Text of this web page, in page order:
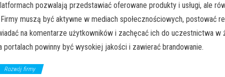
pozwalają przedstawiać oferowane produkty i usługi, ale
muszą być aktywne w mediach społecznościowych, postować
na komentarze użytkowników i zachęcać ich do uczestnictwa w
portalach powinny być wysokiej jakości i zawierać brandowanie.
Rozwój firmy